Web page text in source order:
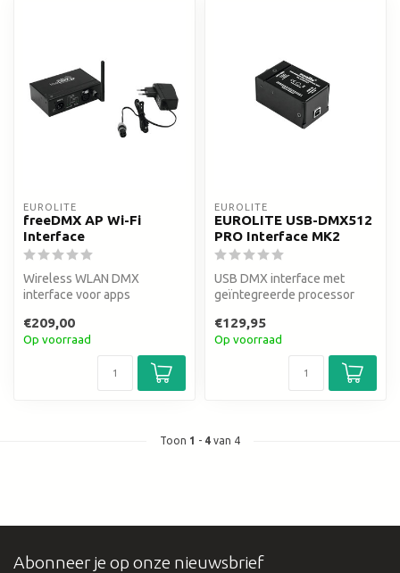
EUROLITE
freeDMX AP Wi-Fi
Interface
Wireless WLAN DMX
interface voor apps
€209,00
Op voorraad
EUROLITE
EUROLITE USB-DMX512
PRO Interface MK2
USB DMX interface met
geïntegreerde processor
€129,95
Op voorraad
Toon 1 - 4 van 4
Abonneer je op onze nieuwsbrief